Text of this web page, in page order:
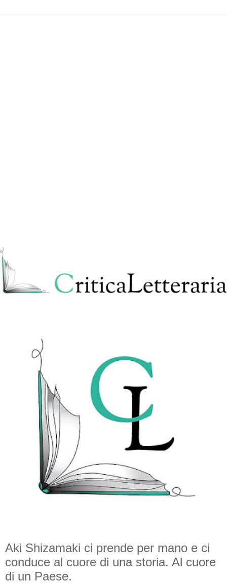
Aki Shizamaki ci prende per mano e ci
conduce al cuore di una storia. Al cuore
di un Paese.